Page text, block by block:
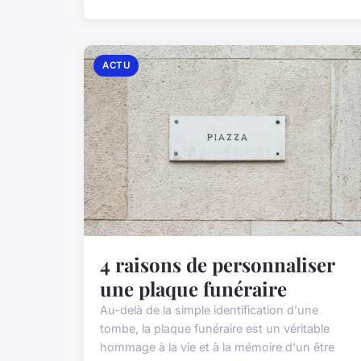
ACTU
4 raisons de personnaliser
une plaque funéraire
Au-delà de la simple identification d'une
tombe, la plaque funéraire est un véritable
hommage à la vie et à la mémoire d'un être